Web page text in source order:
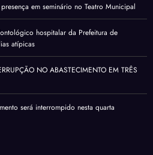
em seminário no Teatro Municipal
hospitalar da Prefeitura de
atípicas
NO ABASTECIMENTO EM TRÊS
será interrompido nesta quarta